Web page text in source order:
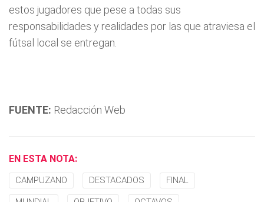
estos jugadores que pese a todas sus
responsabilidades y realidades por las que atraviesa el
fútsal local se entregan.
FUENTE: Redacción Web
EN ESTA NOTA:
CAMPUZANO DESTACADOS FINAL